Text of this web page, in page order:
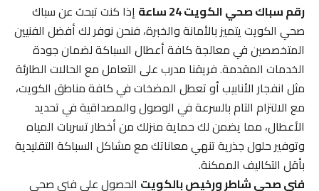
رقم سباك صحي الكويت 24 ساعة
إذا كنت تبحث عن سباك
صحي الكويت يتميز بالأمانة والخبرة، فنحن نوفر لك أفضل الفنيين
المتخصصين في معالجة كافة أعطال السباكة لضمان جودة
الخدمات المقدمة. فريقنا مدرب على التعامل مع الحالات الطارئة
مثل انفجار الأنابيب أو تعطل المضخات في كافة مناطق الكويت،
مع الالتزام التام بالسرعة في الوصول والمصداقية في تحديد
الأعطال، مما يضمن لك حماية منزلك من أخطار تسربات المياه
وتوفير حلول جذرية تنهي معاناتك مع مشاكل السباكة التقليدية
بأقل التكاليف الممكنة.
فني صحي شاطر ورخيص بالكويتالحصول على فني صحي